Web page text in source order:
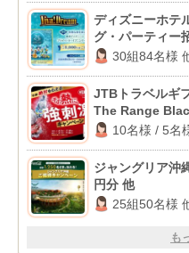
ディズニーホテ
グ・パーティー
30組84名様
JTBトラベルギ
The Range
分 他10名様 / 5名
ジャングリア沖
円分 他
25組50名様
も